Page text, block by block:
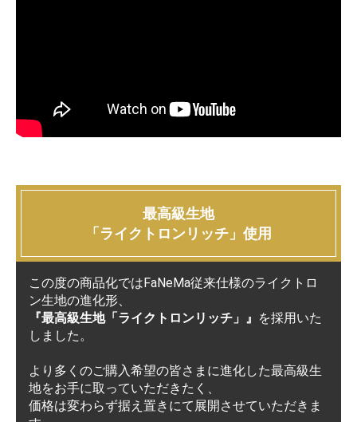
最高級生地
「ライクトロンリッチ」使用
この度の商品化ではFaNeMa従来仕様のライクトロ
ン生地の進化形、
『最高級生地「ライクトロンリッチ」』 を採用いた
しました。
より多くのご購入希望の皆さまに進化した最高級生
地をお手に取っていただきたく、
価格は変わらず据え置きにて展開させていただきま